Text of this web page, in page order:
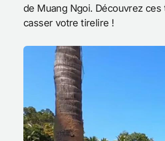
de Muang Ngoi. Découvrez
casser votre tirelire !